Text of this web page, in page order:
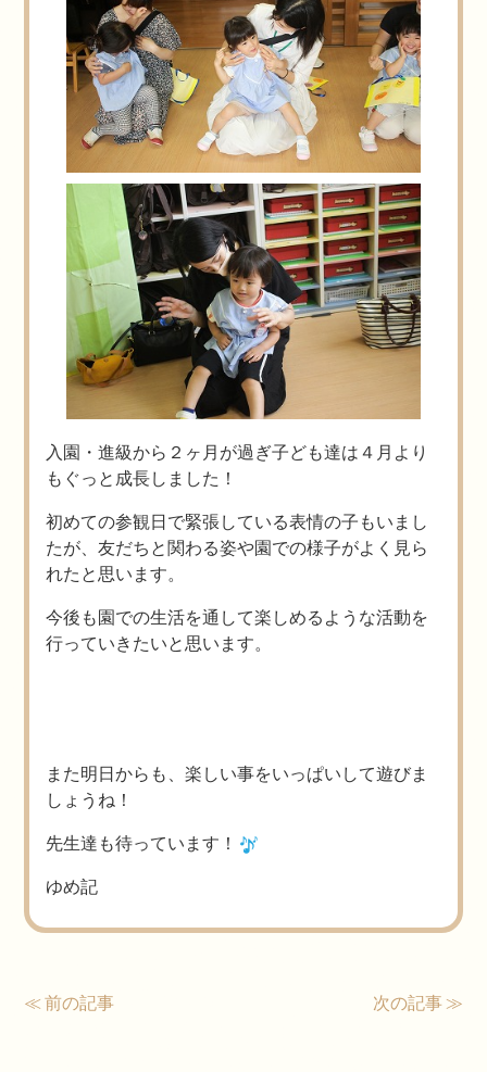
入園・進級から２ヶ月が過ぎ子ども達は４月より
もぐっと成長しました！
初めての参観日で緊張している表情の子もいまし
たが、友だちと関わる姿や園での様子がよく見ら
れたと思います。
今後も園での生活を通して楽しめるような活動を
行っていきたいと思います。
また明日からも、楽しい事をいっぱいして遊びま
しょうね！
先生達も待っています！
ゆめ記
≪ 前の記事 次の記事 ≫